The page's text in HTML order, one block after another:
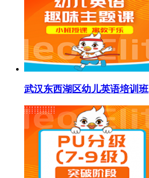
武汉东西湖区幼儿英语培训班